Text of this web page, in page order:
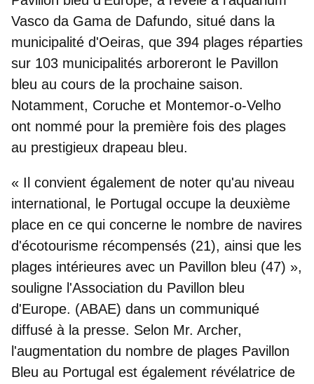
Vasco da Gama de Dafundo, situé dans la
municipalité d'Oeiras, que 394 plages réparties
sur 103 municipalités arboreront le Pavillon
bleu au cours de la prochaine saison.
Notamment, Coruche et Montemor-o-Velho
ont nommé pour la première fois des plages
au prestigieux drapeau bleu.
« Il convient également de noter qu'au niveau
international, le Portugal occupe la deuxième
place en ce qui concerne le nombre de navires
d'écotourisme récompensés (21), ainsi que les
plages intérieures avec un Pavillon bleu (47) »,
souligne l'Association du Pavillon bleu
d'Europe. (ABAE) dans un communiqué
diffusé à la presse. Selon Mr. Archer,
l'augmentation du nombre de plages Pavillon
Bleu au Portugal est également révélatrice de